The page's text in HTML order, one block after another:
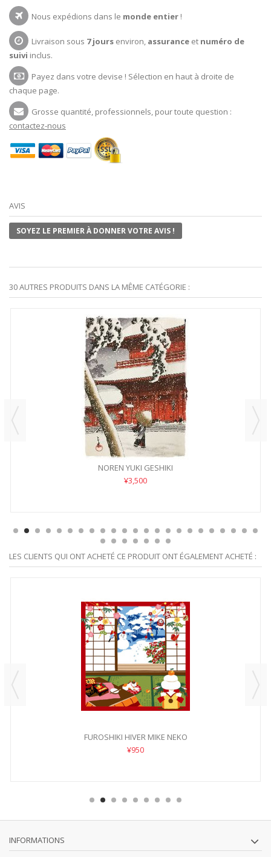
Nous expédions dans le monde entier !
Livraison sous 7 jours environ, assurance et numéro de
suivi inclus.
Payez dans votre devise ! Sélection en haut à droite de
chaque page.
Grosse quantité, professionnels, pour toute question :
contactez-nous
AVIS
SOYEZ LE PREMIER À DONNER VOTRE AVIS !
30 AUTRES PRODUITS DANS LA MÊME CATÉGORIE :
NOREN YUKI GESHIKI
¥3,500
LES CLIENTS QUI ONT ACHETÉ CE PRODUIT ONT ÉGALEMENT ACHETÉ :
FUROSHIKI HIVER MIKE NEKO
¥950
INFORMATIONS